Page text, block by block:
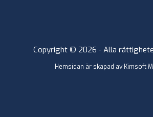
Copyright © 2026 - Alla
Hemsidan är skapad av Kimsoft